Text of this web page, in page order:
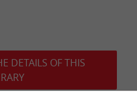
DETAILS OF THIS